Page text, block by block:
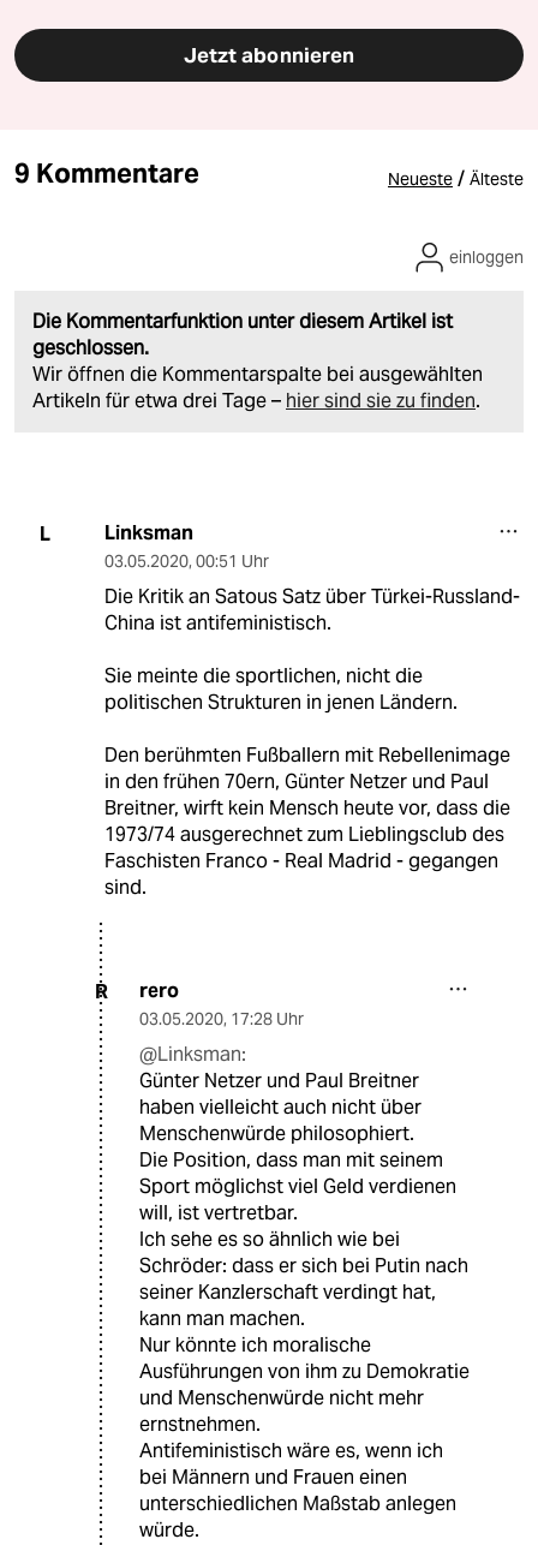
Jetzt abonnieren
9 Kommentare Neueste / Älteste
Die Kommentarfunktion unter diesem Artikel ist
geschlossen.
Wir öffnen die Kommentarspalte bei ausgewählten
Artikeln für etwa drei Tage – hier sind sie zu finden.
einloggen
L Linksman
03.05.2020, 00:51 Uhr
Die Kritik an Satous Satz über Türkei-Russland-
China ist antifeministisch.
Sie meinte die sportlichen, nicht die
politischen Strukturen in jenen Ländern.
Den berühmten Fußballern mit Rebellenimage
in den frühen 70ern, Günter Netzer und Paul
Breitner, wirft kein Mensch heute vor, dass die
1973/74 ausgerechnet zum Lieblingsclub des
Faschisten Franco - Real Madrid - gegangen
sind.
R rero
03.05.2020, 17:28 Uhr
@Linksman:
Günter Netzer und Paul Breitner
haben vielleicht auch nicht über
Menschenwürde philosophiert.
Die Position, dass man mit seinem
Sport möglichst viel Geld verdienen
will, ist vertretbar.
Ich sehe es so ähnlich wie bei
Schröder: dass er sich bei Putin nach
seiner Kanzlerschaft verdingt hat,
kann man machen.
Nur könnte ich moralische
Ausführungen von ihm zu Demokratie
und Menschenwürde nicht mehr
ernstnehmen.
Antifeministisch wäre es, wenn ich
bei Männern und Frauen einen
unterschiedlichen Maßstab anlegen
würde.